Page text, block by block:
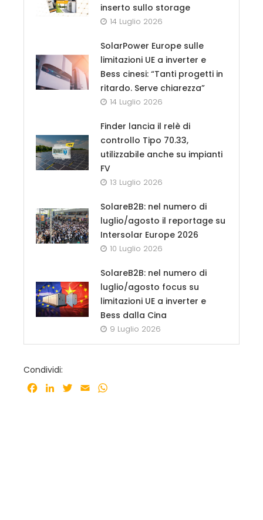
inserto sullo storage
14 Luglio 2026
SolarPower Europe sulle
limitazioni UE a inverter e
Bess cinesi: “Tanti progetti in
ritardo. Serve chiarezza”
14 Luglio 2026
Finder lancia il relè di
controllo Tipo 70.33,
utilizzabile anche su impianti
FV
13 Luglio 2026
SolareB2B: nel numero di
luglio/agosto il reportage su
Intersolar Europe 2026
10 Luglio 2026
SolareB2B: nel numero di
luglio/agosto focus su
limitazioni UE a inverter e
Bess dalla Cina
9 Luglio 2026
Condividi:
Facebook
LinkedInTwitter
Email